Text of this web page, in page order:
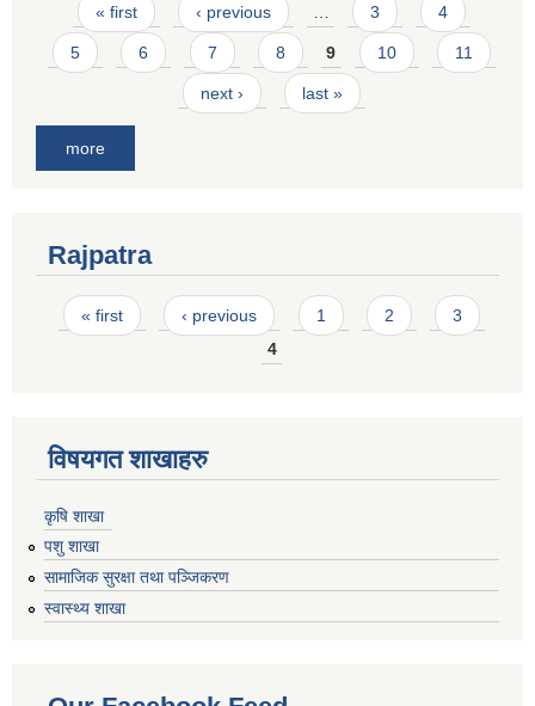
Pages
« first ‹ previous 3 4
5 6 7 8 9 10 11
next › last »
more
Rajpatra
Pages
« first ‹ previous 1 2
3
4
विषयगत शाखाहरु
कृषि शाखा
पशु शाखा
सामाजिक सुरक्षा तथा पञ्जिकरण
स्वास्थ्य शाखा